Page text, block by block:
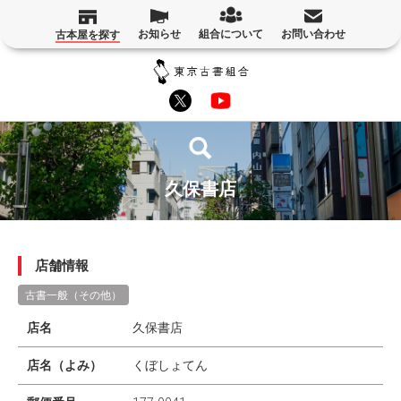
古本屋を探す お知らせ 組合について お問い合わせ
久保書店
店舗情報
古書一般（その他）
店名 久保書店
店名（よみ） くぼしょてん